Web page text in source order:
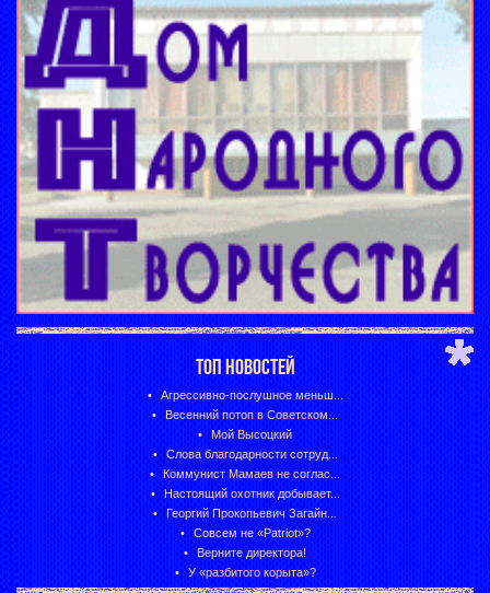
ТОП НОВОСТЕЙ
Агрессивно-послушное меньш...
Весенний потоп в Советском...
Мой Высоцкий
Слова благодарности сотруд...
Коммунист Мамаев не соглас...
Настоящий охотник добывает...
Георгий Прокопьевич Загайн...
Совсем не «Patriot»?
Верните директора!
У «разбитого корыта»?